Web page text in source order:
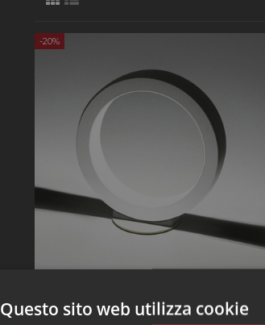
-20%
CINI&NILS Assolo 20 appoggio
315,25 € 394,06 €
Questo sito web utilizza cookie